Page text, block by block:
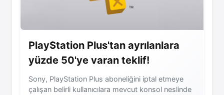
PlayStation Plus'tan ayrılanlara
yüzde 50'ye varan teklif!
Sony, PlayStation Plus aboneliğini iptal etmeye
çalışan belirli kullanıcılara mevcut konsol neslinde